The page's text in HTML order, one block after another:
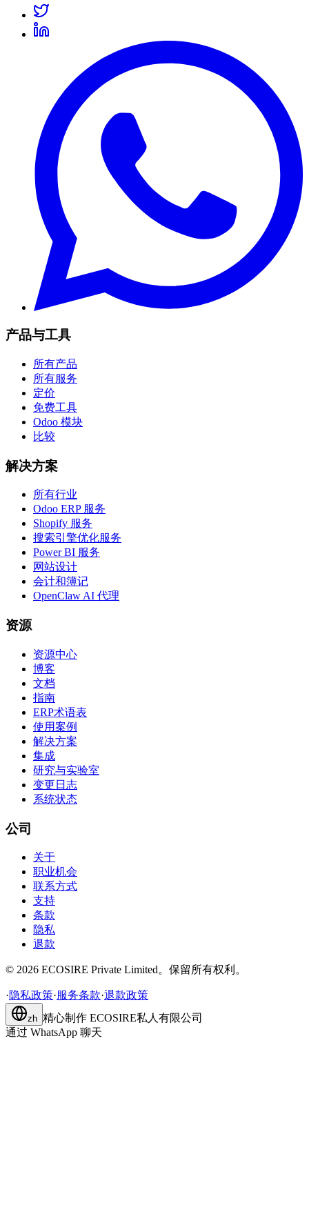
产品与工具
所有产品
所有服务
定价
免费工具
Odoo 模块
比较
解决方案
所有行业
Odoo ERP 服务
Shopify 服务
搜索引擎优化服务
Power BI 服务
网站设计
会计和簿记
OpenClaw AI 代理
资源
资源中心
博客
文档
指南
ERP术语表
使用案例
解决方案
集成
研究与实验室
变更日志
系统状态
公司
关于
职业机会
联系方式
支持
条款
隐私
退款
© 2026 ECOSIRE Private Limited。保留所有权利。
·隐私政策·服务条款·退款政策
zh 精心制作 ECOSIRE私人有限公司
通过 WhatsApp 聊天